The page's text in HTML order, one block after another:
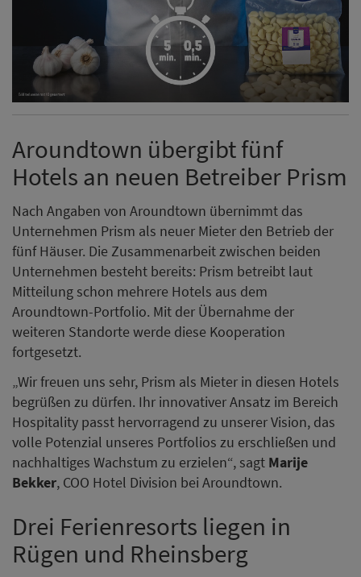
Aroundtown übergibt fünf
Hotels an neuen Betreiber Prism
Nach Angaben von Aroundtown übernimmt das
Unternehmen Prism als neuer Mieter den Betrieb der
fünf Häuser. Die Zusammenarbeit zwischen beiden
Unternehmen besteht bereits: Prism betreibt laut
Mitteilung schon mehrere Hotels aus dem
Aroundtown-Portfolio. Mit der Übernahme der
weiteren Standorte werde diese Kooperation
fortgesetzt.
„Wir freuen uns sehr, Prism als Mieter in diesen Hotels
begrüßen zu dürfen. Ihr innovativer Ansatz im Bereich
Hospitality passt hervorragend zu unserer Vision, das
volle Potenzial unseres Portfolios zu erschließen und
nachhaltiges Wachstum zu erzielen“, sagt Marije
Bekker, COO Hotel Division bei Aroundtown.
Drei Ferienresorts liegen in
Rügen und Rheinsberg